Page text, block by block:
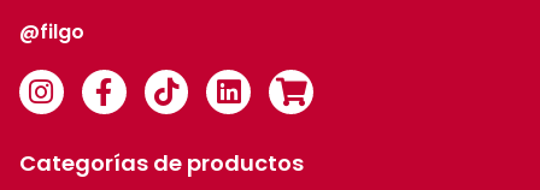
@filgo
Categorías de productos